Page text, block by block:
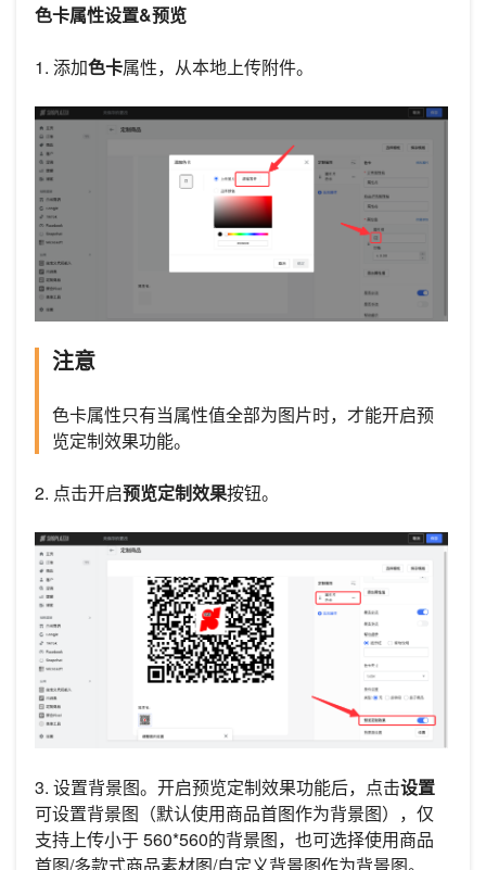
色卡属性设置&预览
1. 添加色卡属性，从本地上传附件。
注意
色卡属性只有当属性值全部为图片时，才能开启预
览定制效果功能。
2. 点击开启预览定制效果按钮。
3. 设置背景图。开启预览定制效果功能后，点击设置
可设置背景图（默认使用商品首图作为背景图），仅
支持上传小于 560*560的背景图，也可选择使用商品
首图/多款式商品素材图/自定义背景图作为背景图。